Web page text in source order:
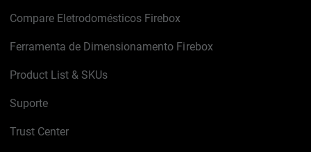
Compare Eletrodomésticos Firebox
Ferramenta de Dimensionamento Firebox
Product List & SKUs
Suporte
Trust Center